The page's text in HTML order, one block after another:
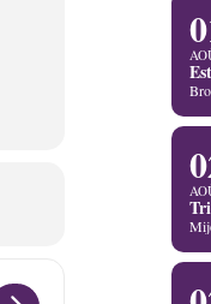
Jazz [TGrEQo2zC]